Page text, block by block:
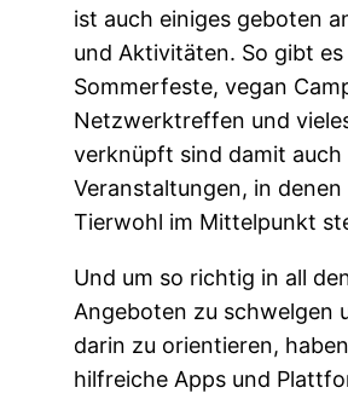
ist auch einiges geboten
und Aktivitäten. So gibt es
Sommerfeste, vegan
Netzwerktreffen und
verknüpft sind damit auch
Veranstaltungen, in denen
Tierwohl im Mittelpunkt
Und um so richtig in all
Angeboten zu schwelgen
darin zu orientieren,
hilfreiche Apps und